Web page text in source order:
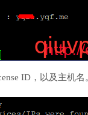
ID，以及主机名